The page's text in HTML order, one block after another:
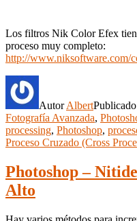
Los filtros Nik Color Efex
proceso muy completo:
http://www.niksoftware.com/
AutorAlbert
Fotografía Avanzada,
processing, Photoshop,
Proceso Cruzado (Cross
Photoshop –
Alto